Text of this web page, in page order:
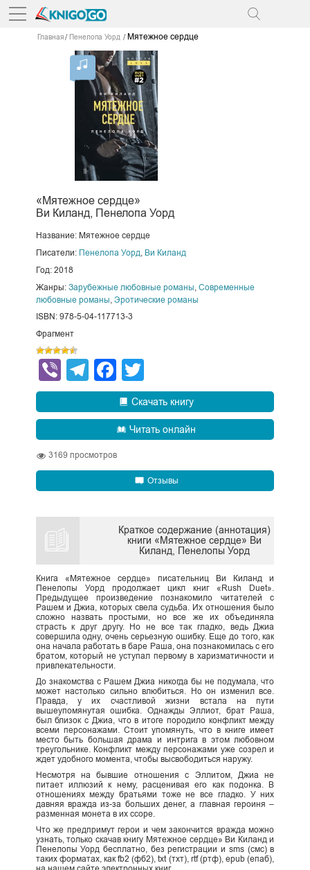
Главная Пенелопа Уорд Мятежное сердце
«Мятежное сердце»
Ви Киланд, Пенелопа Уорд
Название: Мятежное сердце
Писатели: Пенелопа Уорд, Ви Киланд
Год: 2018
Жанры: Зарубежные любовные романы Современные
любовные романы Эротические романы
ISBN: 978-5-04-117713-3
Фрагмент
ViberTelegram
Facebook
Скачать книгу
Читать онлайн
3169 просмотров
Отзывы
Краткое содержание (аннотация)
книги «Мятежное сердце» Ви
Киланд, Пенелопы Уорд
Книга «Мятежное сердце» писательниц Ви Киланд и
Пенелопы Уорд продолжает цикл книг «Rush Duet».
Предыдущее произведение познакомило читателей с
Рашем и Джиа, которых свела судьба. Их отношения было
сложно назвать простыми, но все же их объединяла
страсть к друг другу. Но не все так гладко, ведь Джиа
совершила одну, очень серьезную ошибку. Еще до того, как
она начала работать в баре Раша, она познакомилась с его
братом, который не уступал первому в харизматичности и
привлекательности.
До знакомства с Рашем Джиа никогда бы не подумала, что
может настолько сильно влюбиться. Но он изменил все.
Правда, у их счастливой жизни встала на пути
вышеупомянутая ошибка. Однажды Эллиот, брат Раша,
был близок с Джиа, что в итоге породило конфликт между
всеми персонажами. Стоит упомянуть, что в книге имеет
место быть большая драма и интрига в этом любовном
треугольнике. Конфликт между персонажами уже созрел и
ждет удобного момента, чтобы высвободиться наружу.
Несмотря на бывшие отношения с Эллитом, Джиа не
питает иллюзий к нему, расценивая его как подонка. В
отношениях между братьями тоже не все гладко. У них
давняя вражда из-за больших денег, а главная героиня –
разменная монета в их ссоре.
Что же предпримут герои и чем закончится вражда можно
узнать, только скачав книгу Мятежное сердце» Ви Киланд и
Пенелопы Уорд бесплатно, без регистрации и sms (смс) в
таких форматах, как fb2 (фб2), txt (тхт), rtf (ртф), epub (епаб),